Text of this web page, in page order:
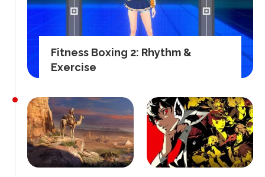
Fitness Boxing 2: Rhythm &
Exercise